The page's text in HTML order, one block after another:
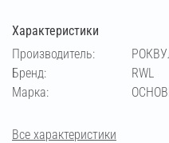
Характеристики
Производитель:
Бренд:
RWL
Марка:
Все характеристики